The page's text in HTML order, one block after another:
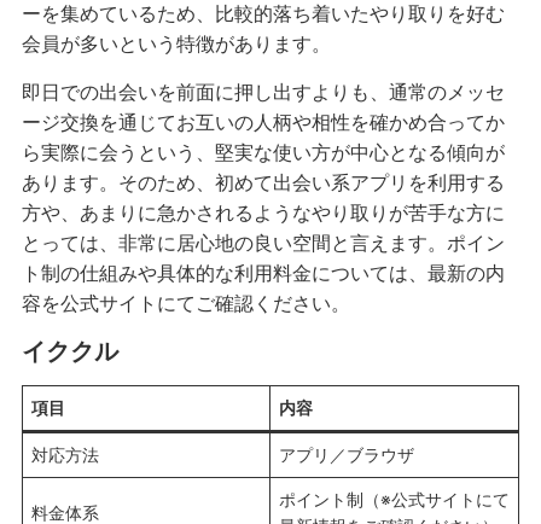
ーを集めているため、比較的落ち着いたやり取りを好む
会員が多いという特徴があります。
即日での出会いを前面に押し出すよりも、通常のメッセ
ージ交換を通じてお互いの人柄や相性を確かめ合ってか
ら実際に会うという、堅実な使い方が中心となる傾向が
あります。そのため、初めて出会い系アプリを利用する
方や、あまりに急かされるようなやり取りが苦手な方に
とっては、非常に居心地の良い空間と言えます。ポイン
ト制の仕組みや具体的な利用料金については、最新の内
容を公式サイトにてご確認ください。
イククル
項目 内容
対応方法 アプリ／ブラウザ
料金体系
ポイント制（※公式サイトにて